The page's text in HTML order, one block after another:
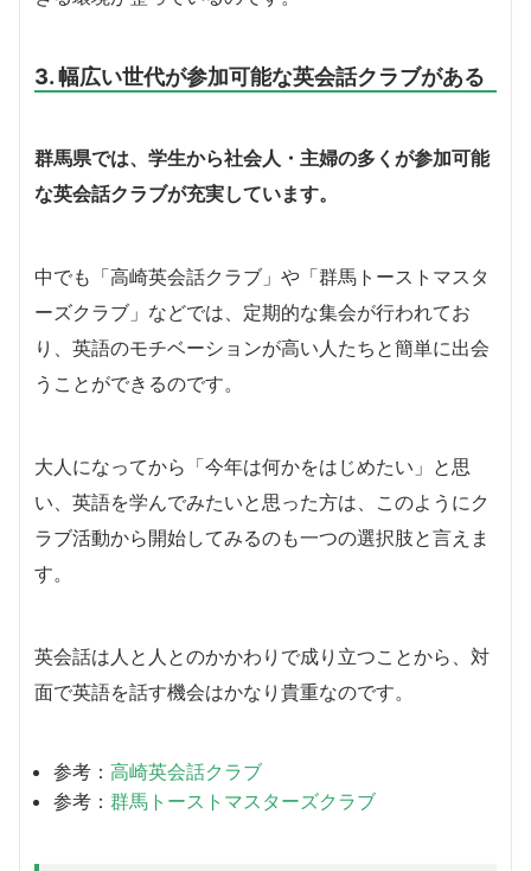
3. 幅広い世代が参加可能な英会話クラブがある
群馬県では、学生から社会人・主婦の多くが参加可能
な英会話クラブが充実しています。
中でも「高崎英会話クラブ」や「群馬トーストマスタ
ーズクラブ」などでは、定期的な集会が行われてお
り、英語のモチベーションが高い人たちと簡単に出会
うことができるのです。
大人になってから「今年は何かをはじめたい」と思
い、英語を学んでみたいと思った方は、このようにク
ラブ活動から開始してみるのも一つの選択肢と言えま
す。
英会話は人と人とのかかわりで成り立つことから、対
面で英語を話す機会はかなり貴重なのです。
参考： 高崎英会話クラブ
参考： 群馬トーストマスターズクラブ